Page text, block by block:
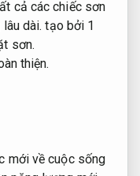
cả các chiếc sơn
dài. tạo bởi 1
sơn.
thiện.
mới về cuộc sống